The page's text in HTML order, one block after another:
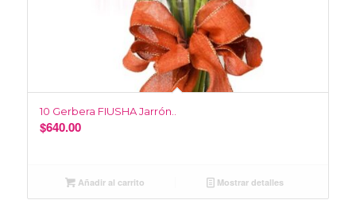
10 Gerbera FIUSHA Jarrón..
$640.00
Añadir al carrito Mostrar detalles